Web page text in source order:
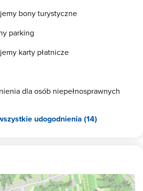
bony turystyczne
parking
karty płatnicze
dla osób niepełnosprawnych
udogodnienia (14)